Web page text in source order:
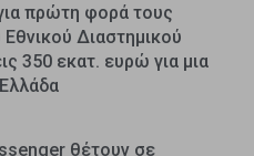
πρώτη φορά τους
Διαστημικού
350 εκατ. ευρώ για μια
θέτουν σε